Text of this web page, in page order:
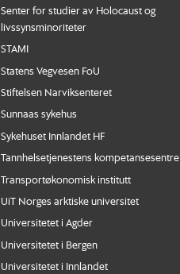
Senter for studier av Holocaust og
livssynsminoriteter
STAMI
Statens Vegvesen FoU
Stiftelsen Narviksenteret
Sunnaas sykehus
Sykehuset Innlandet HF
Tannhelsetjenestens kompetansesentre
Transportøkonomisk institutt
UiT Norges arktiske universitet
Universitetet i Agder
Universitetet i Bergen
Universitetet i Innlandet